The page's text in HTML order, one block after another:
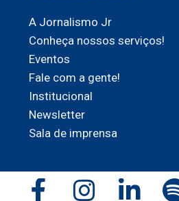
A Jornalismo Jr
Conheça nossos serviços!
Eventos
Fale com a gente!
Institucional
Newsletter
Sala de imprensa